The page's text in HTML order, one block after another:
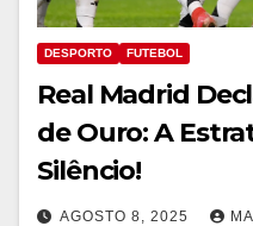
DESPORTO FUTEBOL
Real Madrid
de Ouro: A
Silêncio!
AGOSTO 8, 2025